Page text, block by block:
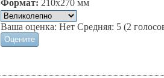
Формат: 210x270 мм
Ваша оценка: Нет Средняя: 5 (2